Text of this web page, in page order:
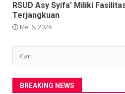
RSUD Asy Syifa’ Miliki
Terjangkuan
Mei 6, 2026
Cari
untuk:
BREAKING NEWS